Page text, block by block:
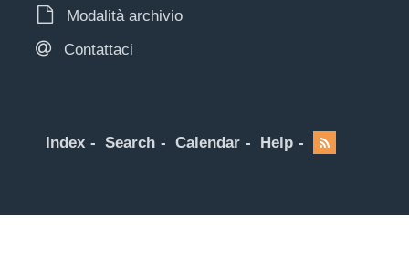
Modalità archivio
Contattaci
Index Search Calendar Help